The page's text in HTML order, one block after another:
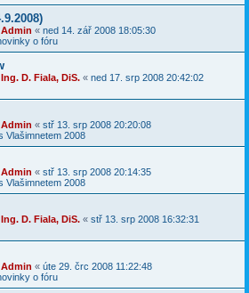
Admin « ned 14. zář 2008 18:05:30
o fóru
Ing. D. Fiala, DiS. « ned 17. srp 2008 20:42:02
Admin « stř 13. srp 2008 20:20:08
Vlašimnetem 2008
Admin « stř 13. srp 2008 20:14:35
Vlašimnetem 2008
Ing. D. Fiala, DiS. « stř 13. srp 2008 16:32:31
Admin « úte 29. črc 2008 11:22:48
o fóru